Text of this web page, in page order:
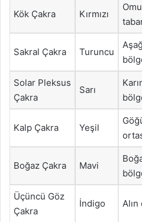
Kök Çakra Kırmızı
Sakral Çakra Turuncu
Solar Pleksus
Çakra
Sarı
Kalp Çakra Yeşil
Boğaz Çakra Mavi
Üçüncü Göz
Çakra
İndigo Alın